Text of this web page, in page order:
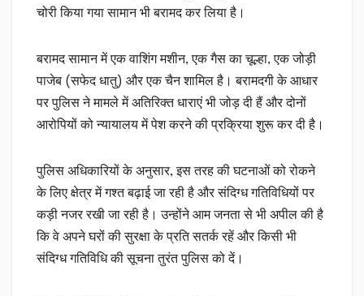
चोरी किया गया सामान भी बरामद कर लिया है।
बरामद सामान में एक वाशिंग मशीन, एक गैस का चूल्हा, एक जोड़ी
पाजेब (सफेद धातु) और एक चैन शामिल है। बरामदगी के आधार
पर पुलिस ने मामले में अतिरिक्त धाराएं भी जोड़ दी हैं और दोनों
आरोपियों को न्यायालय में पेश करने की प्रक्रिया शुरू कर दी है।
पुलिस अधिकारियों के अनुसार, इस तरह की घटनाओं को रोकने
के लिए क्षेत्र में गश्त बढ़ाई जा रही है और संदिग्ध गतिविधियों पर
कड़ी नजर रखी जा रही है। उन्होंने आम जनता से भी अपील की है
कि वे अपने घरों की सुरक्षा के प्रति सतर्क रहें और किसी भी
संदिग्ध गतिविधि की सूचना तुरंत पुलिस को दें।